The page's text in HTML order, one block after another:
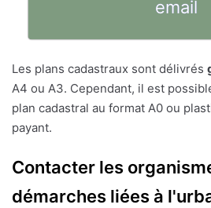
email
Les plans cadastraux sont délivrés
A4 ou A3. Cependant, il est
plan cadastral au format A0 ou
payant.
Contacter les
démarches liées à